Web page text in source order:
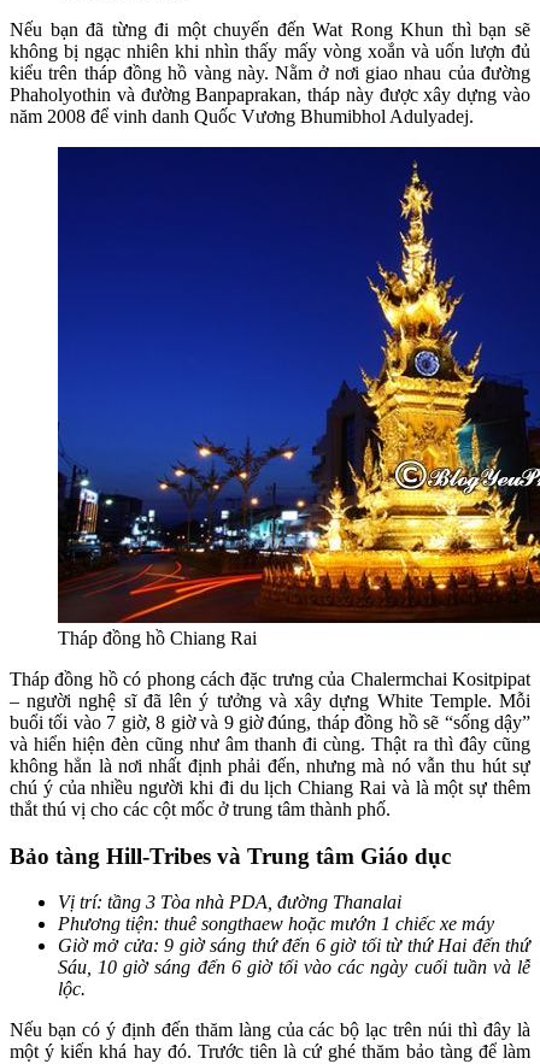
Nếu bạn đã từng đi một chuyến đến Wat Rong Khun thì bạn sẽ
không bị ngạc nhiên khi nhìn thấy mấy vòng xoắn và uốn lượn đủ
kiểu trên tháp đồng hồ vàng này. Nằm ở nơi giao nhau của đường
Phaholyothin và đường Banpaprakan, tháp này được xây dựng vào
năm 2008 để vinh danh Quốc Vương Bhumibhol Adulyadej.
Tháp đồng hồ Chiang Rai
Tháp đồng hồ có phong cách đặc trưng của Chalermchai Kositpipat
– người nghệ sĩ đã lên ý tưởng và xây dựng White Temple. Mỗi
buổi tối vào 7 giờ, 8 giờ và 9 giờ đúng, tháp đồng hồ sẽ “sống dậy”
và hiển hiện đèn cũng như âm thanh đi cùng. Thật ra thì đây cũng
không hẳn là nơi nhất định phải đến, nhưng mà nó vẫn thu hút sự
chú ý của nhiều người khi đi du lịch Chiang Rai và là một sự thêm
thắt thú vị cho các cột mốc ở trung tâm thành phố.
Bảo tàng Hill-Tribes và Trung tâm Giáo dục
Vị trí: tầng 3 Tòa nhà PDA, đường Thanalai
Phương tiện: thuê songthaew hoặc mướn 1 chiếc xe máy
Giờ mở cửa: 9 giờ sáng thứ đến 6 giờ tối từ thứ Hai đến thứ
Sáu, 10 giờ sáng đến 6 giờ tối vào các ngày cuối tuần và lễ
lộc.
Nếu bạn có ý định đến thăm làng của các bộ lạc trên núi thì đây là
một ý kiến khá hay đó. Trước tiên là cứ ghé thăm bảo tàng để làm